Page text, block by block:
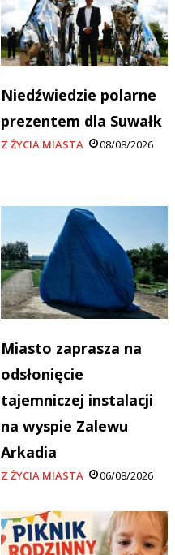
Niedźwiedzie polarne
prezentem dla Suwałk
Z ŻYCIA MIASTA 08/08/2026
Miasto zaprasza na
odsłonięcie
tajemniczej instalacji
na wyspie Zalewu
Arkadia
Z ŻYCIA MIASTA 06/08/2026